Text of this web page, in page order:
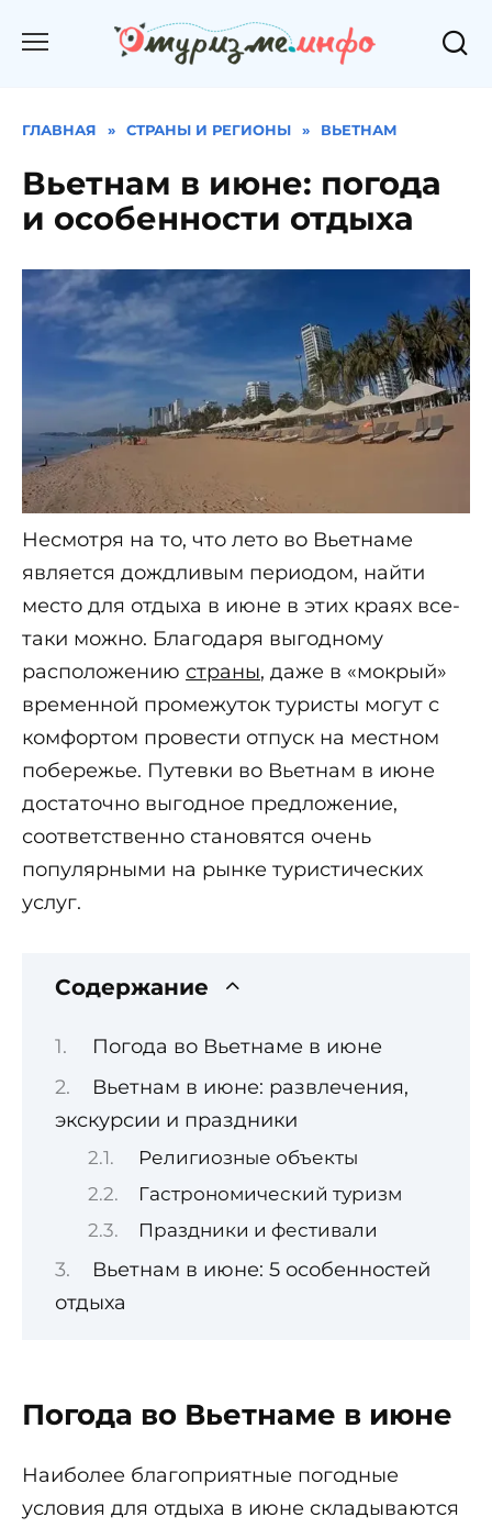
ГЛАВНАЯ » СТРАНЫ И РЕГИОНЫ » ВЬЕТНАМ
Вьетнам в июне: погода
и особенности отдыха
Несмотря на то, что лето во Вьетнаме
является дождливым периодом, найти
место для отдыха в июне в этих краях все-
таки можно. Благодаря выгодному
расположению страны, даже в «мокрый»
временной промежуток туристы могут с
комфортом провести отпуск на местном
побережье. Путевки во Вьетнам в июне
достаточно выгодное предложение,
соответственно становятся очень
популярными на рынке туристических
услуг.
Содержание
Погода во Вьетнаме в июне
Вьетнам в июне: развлечения,
экскурсии и праздники
Религиозные объекты
Гастрономический туризм
Праздники и фестивали
Вьетнам в июне: 5 особенностей
отдыха
Погода во Вьетнаме в июне
Наиболее благоприятные погодные
условия для отдыха в июне складываются